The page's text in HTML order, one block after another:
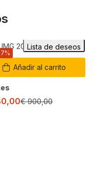
Añadir al carrito
Lista de deseos
€900,00